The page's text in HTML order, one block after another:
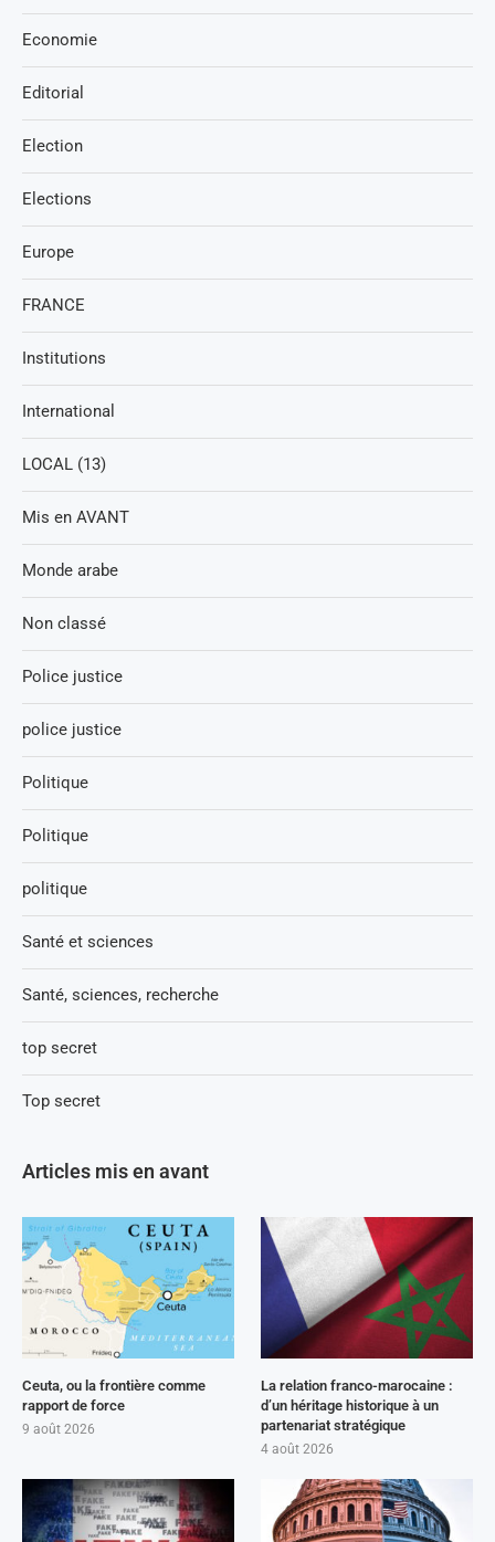
Economie
Editorial
Election
Elections
Europe
FRANCE
Institutions
International
LOCAL (13)
Mis en AVANT
Monde arabe
Non classé
Police justice
police justice
Politique
Politique
politique
Santé et sciences
Santé, sciences, recherche
top secret
Top secret
Articles mis en avant
Ceuta, ou la frontière comme
rapport de force
9 août 2026
La relation franco-marocaine :
d’un héritage historique à un
partenariat stratégique
4 août 2026